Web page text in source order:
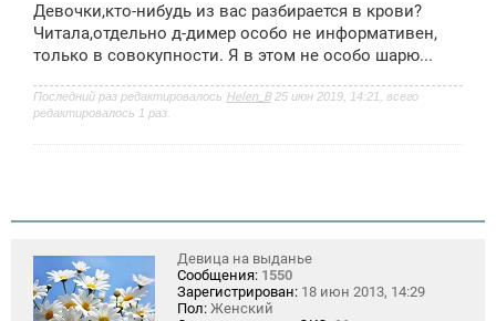
б
щ
н
е
Девочки,кто-нибудь из вас разбирается в крови?
Читала,отдельно д-димер особо не информативен,
только в совокупности. Я в этом не особо шарю...
Последний раз редактировалось Helen_B25 июн 2019, 14:21, всего
редактировалось 1 раз.
Девица на выданье
Сообщения: 1550
Зарегистрирован: 18 июн 2013, 14:29
Пол: Женский